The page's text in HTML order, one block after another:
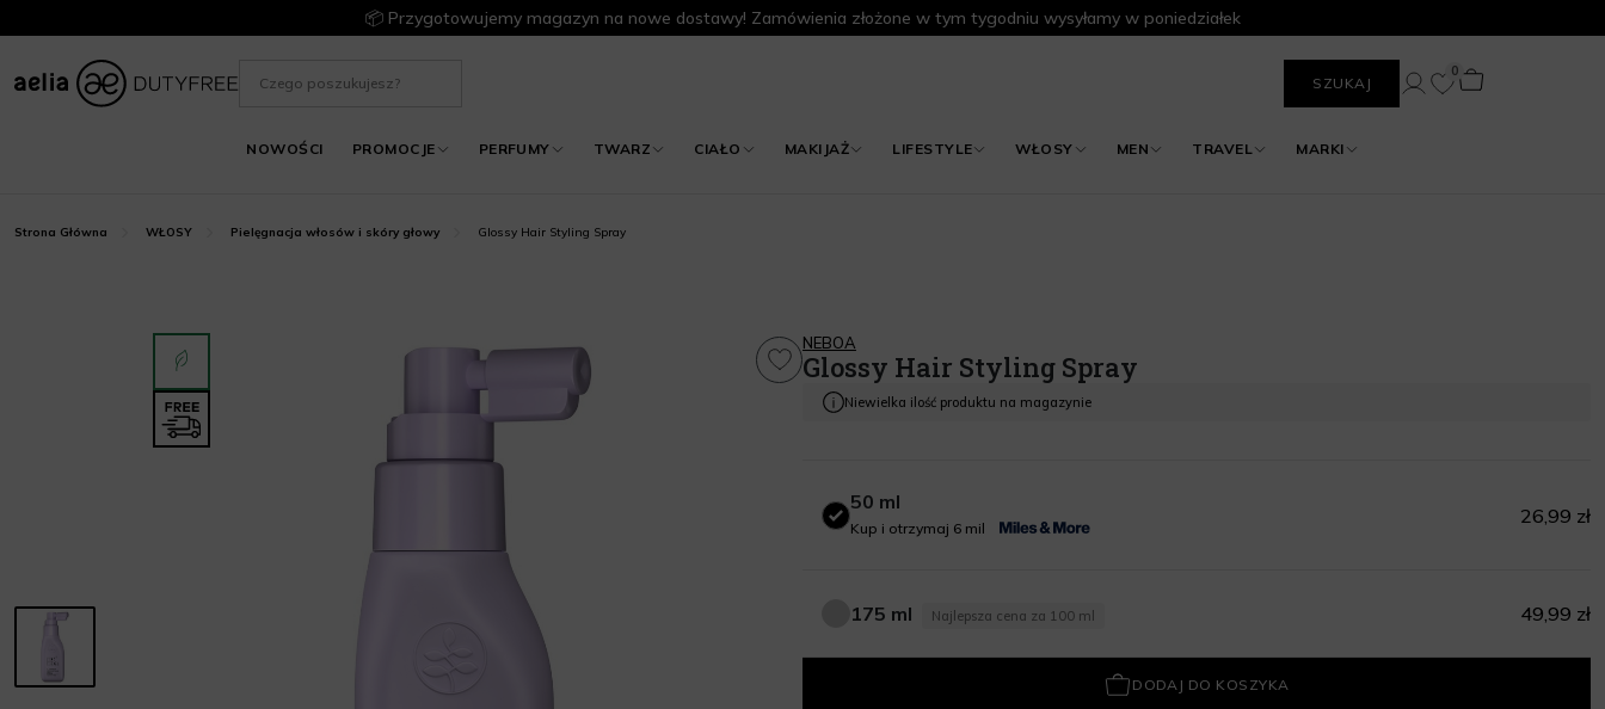
📦 Przygotowujemy magazyn na nowe dostawy! Zamówienia złożone w tym tygodniu wysyłamy w poniedziałek
SZUKAJ
NOWOŚCI PROMOCJE PERFUMY TWARZ CIAŁO MAKIJAŻ LIFESTYLE WŁOSY MEN TRAVEL MARKI
0
Strona Główna WŁOSY Pielęgnacja włosów i skóry głowy Glossy Hair Styling Spray
NEBOA
Glossy Hair Styling Spray
Niewielka ilość produktu na magazynie
50 ml
50 ml
Kup i otrzymaj 6 mil
26,99 zł
175 ml
175 ml Najlepsza cena za 100 ml 49,99 zł
DODAJ DO KOSZYKA